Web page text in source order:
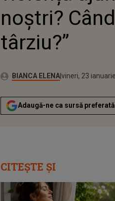
noștri?
târziu?”
Autor:BIANCA ELENAPublicat:
joi, 22 ianuarie
Actualizat:
vineri, 23
Adaugă-ne ca sursă
CITEȘTE ȘI